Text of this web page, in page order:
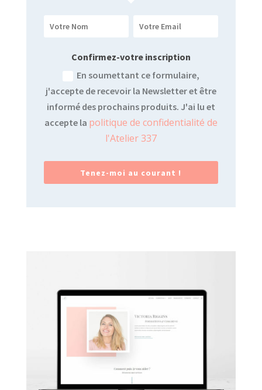
Confirmez-votre inscription
En soumettant ce formulaire,
j'accepte de recevoir la Newsletter et être
informé des prochains produits. J'ai lu et
accepte la politique de confidentialité de
l'Atelier 337
Tenez-moi au courant !